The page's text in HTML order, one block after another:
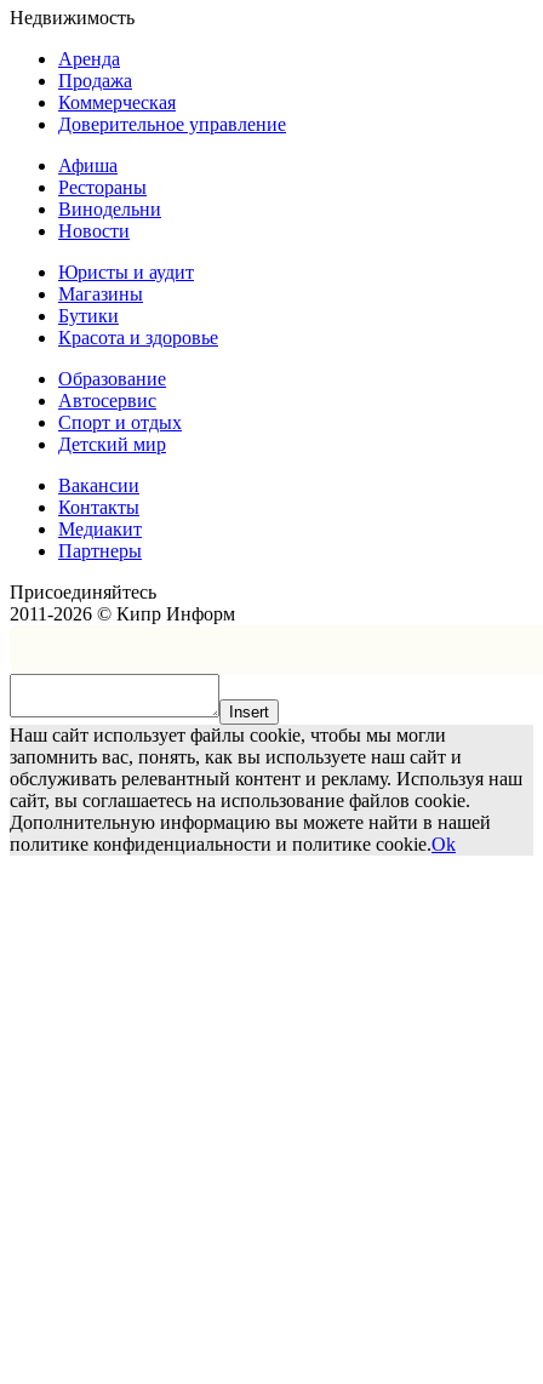
Недвижимость
Аренда
Продажа
Коммерческая
Доверительное управление
Афиша
Рестораны
Винодельни
Новости
Юристы и аудит
Магазины
Бутики
Красота и здоровье
Образование
Автосервис
Спорт и отдых
Детский мир
Вакансии
Контакты
Медиакит
Партнеры
Присоединяйтесь
2011-2026 © Кипр Информ
Insert
Наш сайт использует файлы cookie, чтобы мы могли
запомнить вас, понять, как вы используете наш сайт и
обслуживать релевантный контент и рекламу. Используя наш
сайт, вы соглашаетесь на использование файлов cookie.
Дополнительную информацию вы можете найти в нашей
политике конфиденциальности и политике cookie.Ok